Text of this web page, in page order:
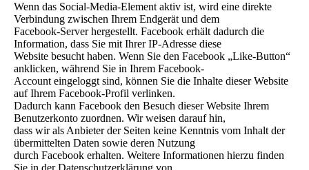
Wenn das Social-Media-Element aktiv ist, wird eine direkte
Verbindung zwischen Ihrem Endgerät und dem
Facebook-Server hergestellt. Facebook erhält dadurch die
Information, dass Sie mit Ihrer IP-Adresse diese
Website besucht haben. Wenn Sie den Facebook „Like-Button“
anklicken, während Sie in Ihrem Facebook-
Account eingeloggt sind, können Sie die Inhalte dieser Website
auf Ihrem Facebook-Profil verlinken.
Dadurch kann Facebook den Besuch dieser Website Ihrem
Benutzerkonto zuordnen. Wir weisen darauf hin,
dass wir als Anbieter der Seiten keine Kenntnis vom Inhalt der
übermittelten Daten sowie deren Nutzung
durch Facebook erhalten. Weitere Informationen hierzu finden
Sie in der Datenschutzerklärung von